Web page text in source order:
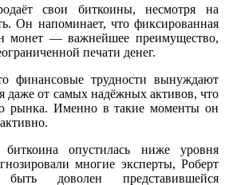
свои биткоины, несмотря на
Он напоминает, что фиксированная
монет — важнейшее преимущество,
печати денег.
финансовые трудности вынуждают
даже от самых надёжных активов, что
рынка. Именно в такие моменты он
опустилась ниже уровня
многие эксперты, Роберт
доволен представившейся